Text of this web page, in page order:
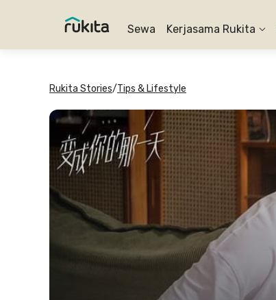
Sewa Kerjasama Rukita
Rukita Stories/Tips & Lifestyle